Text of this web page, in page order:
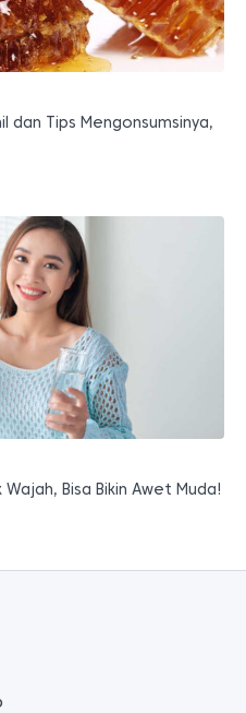
dan Tips Mengonsumsinya,
Bisa Bikin Awet Muda!